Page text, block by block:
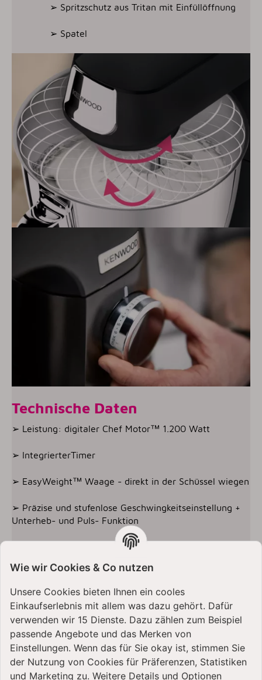
➢ Spritzschutz aus Tritan mit Einfüllöffnung
➢ Spatel
Technische Daten
➢ Leistung: digitaler Chef Motor™ 1.200 Watt
➢ IntegrierterTimer
➢ EasyWeight™ Waage - direkt in der Schüssel wiegen
➢ Präzise und stufenlose Geschwingkeitseinstellung +
Unterheb- und Puls- Funktion
➢ LightLift™- Rührarm - einfaches Hinzufügen von
Zutaten und einfach Bedienung
➢ Produktabmessungen (BxTxH): 39,5 x 22,5 x 31,5
cm
Wie wir Cookies & Co nutzen
Unsere Cookies bieten Ihnen ein cooles
Einkaufserlebnis mit allem was dazu gehört. Dafür
verwenden wir 15 Dienste. Dazu zählen zum Beispiel
passende Angebote und das Merken von
Einstellungen. Wenn das für Sie okay ist, stimmen Sie
der Nutzung von Cookies für Präferenzen, Statistiken
und Marketing zu. Weitere Details und Optionen